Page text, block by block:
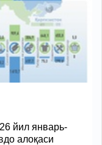
йил январь-
алоқаси